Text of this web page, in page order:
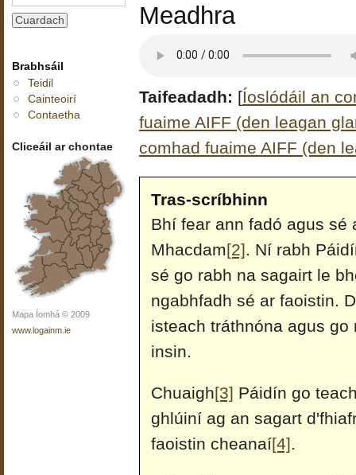
Brabhsáil
Teidil
Cainteoirí
Contaetha
Cliceáil ar chontae
Mapa Íomhá © 2009
www.logainm.ie
Meadhra
Taifeadadh: [Íoslódáil an
fuaime AIFF (den leagan
comhad fuaime AIFF (den
Tras-scríbhinn
Bhí fear ann fadó agus sé
Mhacdam[2]. Ní rabh
sé go rabh na sagairt le
ngabhfadh sé ar faoistin.
isteach tráthnóna agus
insin.
Chuaigh[3] Páidín go
ghlúiní ag an sagart
faoistin cheanaí[4].